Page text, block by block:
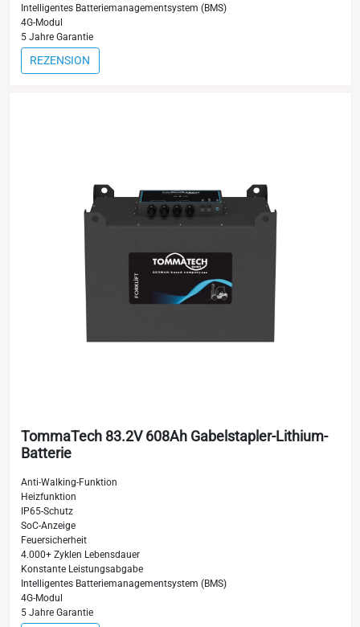
Intelligentes Batteriemanagementsystem (BMS)
4G-Modul
5 Jahre Garantie
REZENSION
TommaTech 83.2V 608Ah Gabelstapler-Lithium-
Batterie
Anti-Walking-Funktion
Heizfunktion
IP65-Schutz
SoC-Anzeige
Feuersicherheit
4.000+ Zyklen Lebensdauer
Konstante Leistungsabgabe
Intelligentes Batteriemanagementsystem (BMS)
4G-Modul
5 Jahre Garantie